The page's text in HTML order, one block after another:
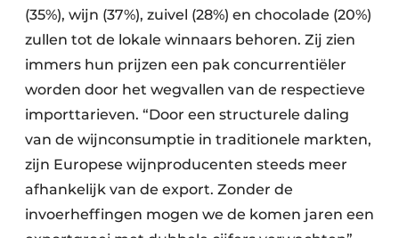
(35%), wijn (37%), zuivel (28%) en chocolade (20%)
zullen tot de lokale winnaars behoren. Zij zien
immers hun prijzen een pak concurrentiëler
worden door het wegvallen van de respectieve
importtarieven. “Door een structurele daling
van de wijnconsumptie in traditionele markten,
zijn Europese wijnproducenten steeds meer
afhankelijk van de export. Zonder de
invoerheffingen mogen we de komen jaren een